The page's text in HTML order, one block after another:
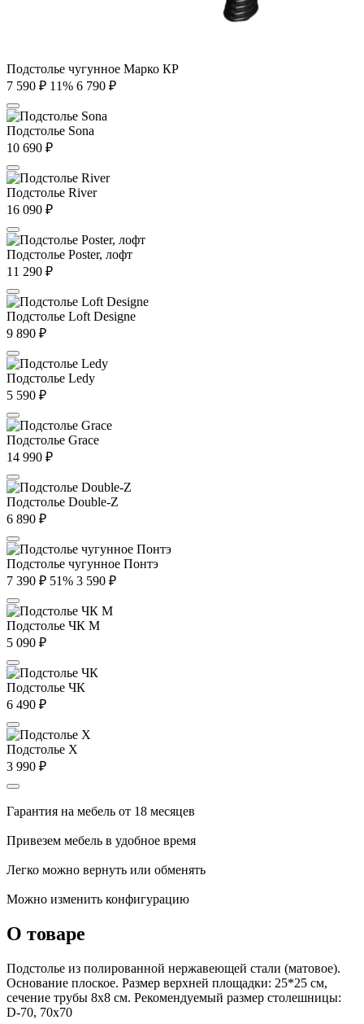
Подстолье чугунное Марко КР
7 590 ₽ 11% 6 790 ₽
Подстолье Sona
10 690 ₽
Подстолье River
16 090 ₽
Подстолье Poster, лофт
11 290 ₽
Подстолье Loft Designe
9 890 ₽
Подстолье Ledy
5 590 ₽
Подстолье Grace
14 990 ₽
Подстолье Double-Z
6 890 ₽
Подстолье чугунное Понтэ
7 390 ₽ 51% 3 590 ₽
Подстолье ЧК М
5 090 ₽
Подстолье ЧК
6 490 ₽
Подстолье X
3 990 ₽
Гарантия на мебель от 18 месяцев
Привезем мебель в удобное время
Легко можно вернуть или обменять
Можно изменить конфигурацию
О товаре
Подстолье из полированной нержавеющей стали (матовое).
Основание плоское. Размер верхней площадки: 25*25 см,
сечение трубы 8х8 см. Рекомендуемый размер столешницы:
D-70, 70х70